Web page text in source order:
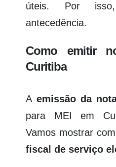
úteis. Por
antecedência.
Como emitir
Curitiba
A emissão da
para MEI em
Vamos mostrar
fiscal de serviço